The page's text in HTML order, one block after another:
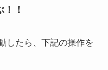
！
したら、下記の操作を